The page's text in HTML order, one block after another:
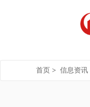
首页 > 信息资讯